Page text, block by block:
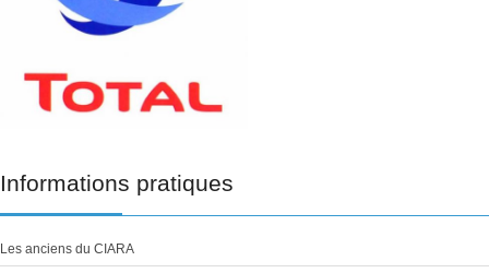
Informations pratiques
Les anciens du CIARA